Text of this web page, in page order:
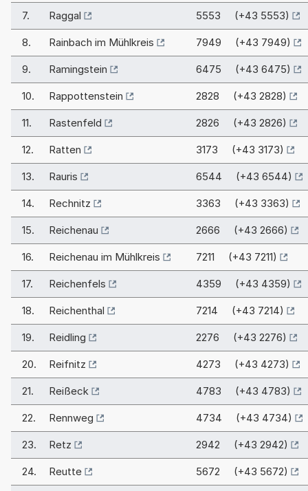
7. Raggal 5553 (+43 5553)
8. Rainbach im Mühlkreis 7949 (+43 7949)
9. Ramingstein 6475 (+43 6475)
10. Rappottenstein 2828 (+43 2828)
11. Rastenfeld 2826 (+43 2826)
12. Ratten 3173 (+43 3173)
13. Rauris 6544 (+43 6544)
14. Rechnitz 3363 (+43 3363)
15. Reichenau 2666 (+43 2666)
16. Reichenau im Mühlkreis 7211 (+43 7211)
17. Reichenfels 4359 (+43 4359)
18. Reichenthal 7214 (+43 7214)
19. Reidling 2276 (+43 2276)
20. Reifnitz 4273 (+43 4273)
21. Reißeck 4783 (+43 4783)
22. Rennweg 4734 (+43 4734)
23. Retz 2942 (+43 2942)
24. Reutte 5672 (+43 5672)